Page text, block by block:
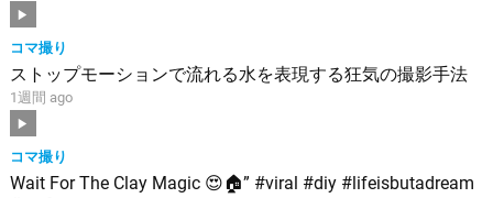
コマ撮り
ストップモーションで流れる水を表現する狂気の撮影手法
1週間 ago
コマ撮り
Wait For The Clay Magic 😍🏠” #viral #diy #lifeisbutadream